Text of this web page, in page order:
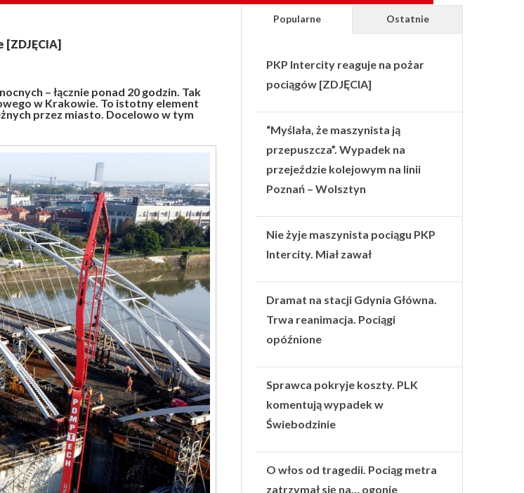
[ZDJĘCIA]
– łącznie ponad 20 godzin. Tak
w Krakowie. To istotny element
przez miasto. Docelowo w tym
Popularne Ostatnie
PKP Intercity reaguje na pożar
pociągów [ZDJĘCIA]
“Myślała, że maszynista ją
przepuszcza”. Wypadek na
przejeździe kolejowym na linii
Poznań – Wolsztyn
Nie żyje maszynista pociągu PKP
Intercity. Miał zawał
Dramat na stacji Gdynia Główna.
Trwa reanimacja. Pociągi
opóźnione
Sprawca pokryje koszty. PLK
komentują wypadek w
Świebodzinie
O włos od tragedii. Pociąg metra
zatrzymał się na… ogonie